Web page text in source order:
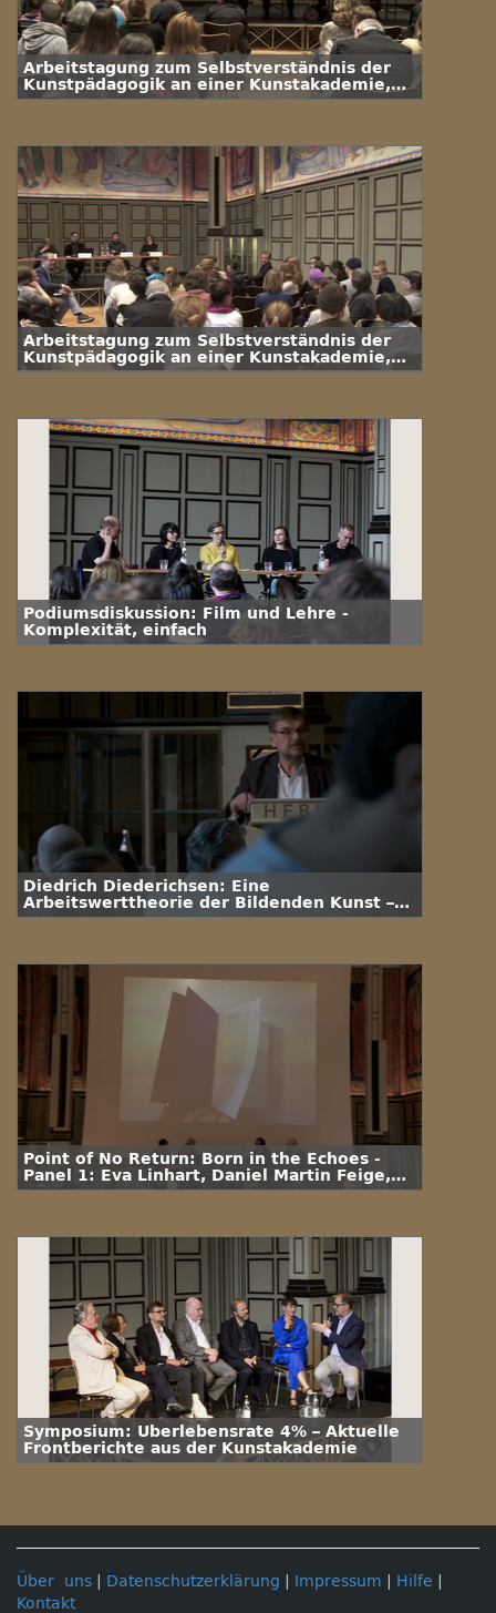
Arbeitstagung zum Selbstverständnis der
Kunstpädagogik an einer Kunstakademie,
Panel 3 (2018)
Arbeitstagung zum Selbstverständnis der
Kunstpädagogik an einer Kunstakademie,
Panel 1 (2018)
Podiumsdiskussion: Film und Lehre -
Komplexität, einfach
Diedrich Diederichsen: Eine
Arbeitswerttheorie der Bildenden Kunst –
wie der Wert der Fertigkeiten zustande
Point of No Return: Born in the Echoes -
Panel 1: Eva Linhart, Daniel Martin Feige,
Markus Rautzenberg
Symposium: Überlebensrate 4% – Aktuelle
Frontberichte aus der Kunstakademie
Über uns Datenschutzerklärung Impressum Hilfe
Kontakt